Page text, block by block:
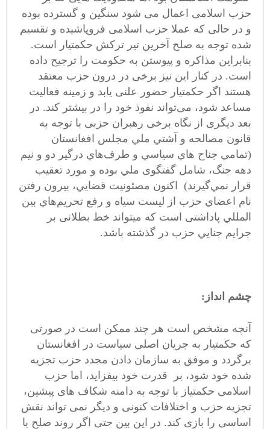
حزب اسلامی اعمال می شود سنگین و گسترده بوده
و در حالی که عملا حزب اسلامی فروپاشیده و تقسیم
شده توجه به صلح آخرین تیر ترکش حکمتیار است.
بنابراین مذاکره و پیوستن به حکومت را ترجیح داده
است. در کنار این نیز برخی در درون حزب معتقد
هستند اگر حکمتیار حضور علنی یابد و زمینه فعالیت
مساعد شود، می‌‎تواند نفوذ خود را در بیشتر کند. در
بعد دیگری از نگاه برخی رهبران حزبی با توجه به
قانون مصالحه و آشتي ملي مجلس افغانستان
(تمامي جناح هاي سياسي و طرف‌هاي درگیر دو و نيم
دهه جنگ، شامل گفتگوی ملي بوده و مورد تعقيب
قرار نمي‌گيرند) اکنون مصئونيت قضايي، بيرون رفتن
نام اعضاي حزب از ليست سياه و رفع تحريم‌هاي بين
المللي پاداشتی است که میتواند خط بطلانی بر
جرايم جنايي حزب در گذشته باشد.
چشم انداز:
آنچه مشخص است هر چند ممکن است در صورتی
که حکمتیار به جریان اصلی سیاست در افغانستان
برگردد و موفق به سازمان دادن مجدد حزب تجزیه
شده خود شود، بر قدرت خود بیفزاید، اما حزب
اسلامی حکمتیاز با توجه به دامنه شکاف های پیشین،
تجزیه حزب و اختلافات کنونی و دیگر نمی تواند نقش
اساسی را بازی کند. در این بین حتی اگر روند صلح با